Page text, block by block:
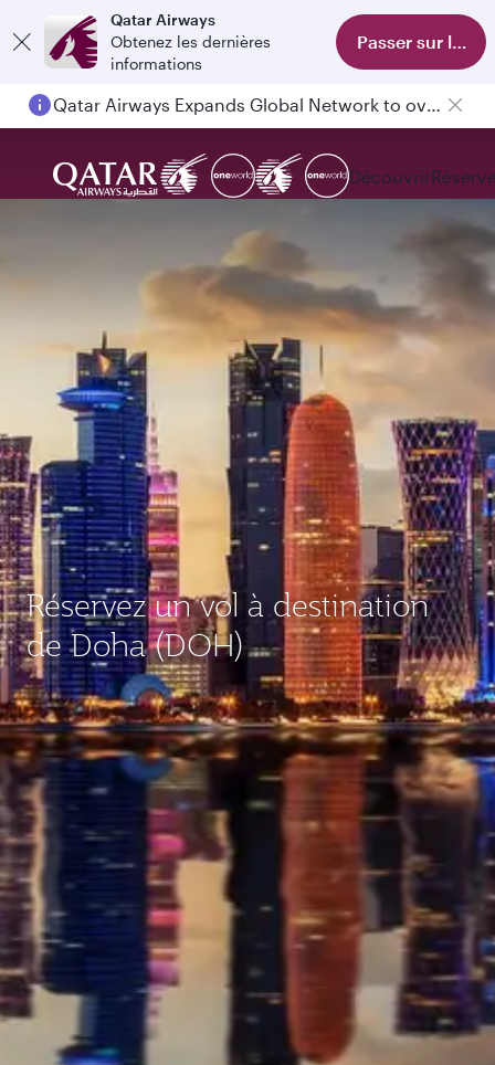
Qatar Airways
Obtenez les dernières
informations
Passer sur
Qatar Airways Expands Global Network to over 160 Destinations
Découvrir
Réservez un vol à destination
de Doha (DOH)